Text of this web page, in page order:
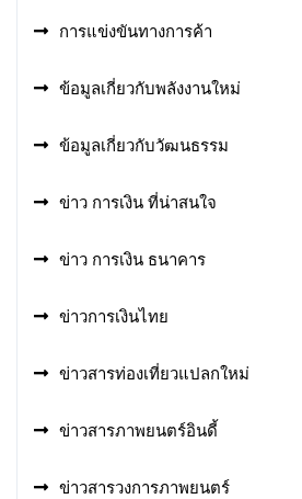
การแข่งขันทางการค้า
ข้อมูลเกี่ยวกับพลังงานใหม่
ข้อมูลเกี่ยวกับวัฒนธรรม
ข่าว การเงิน ที่น่าสนใจ
ข่าว การเงิน ธนาคาร
ข่าวการเงินไทย
ข่าวสารท่องเที่ยวแปลกใหม่
ข่าวสารภาพยนตร์อินดี้
ข่าวสารวงการภาพยนตร์